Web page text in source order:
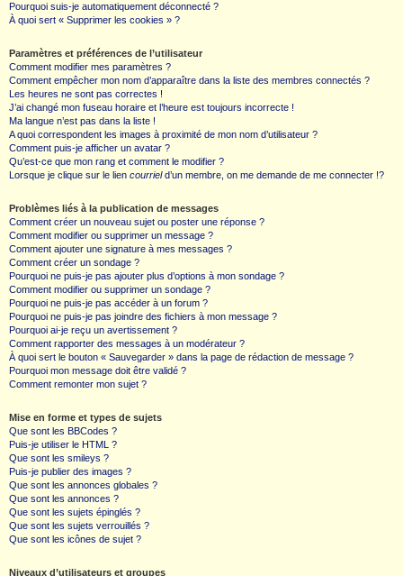
Pourquoi suis-je automatiquement déconnecté ?
À quoi sert « Supprimer les cookies » ?
Paramètres et préférences de l’utilisateur
Comment modifier mes paramètres ?
Comment empêcher mon nom d’apparaître dans la liste des membres connectés ?
Les heures ne sont pas correctes !
J’ai changé mon fuseau horaire et l’heure est toujours incorrecte !
Ma langue n’est pas dans la liste !
A quoi correspondent les images à proximité de mon nom d’utilisateur ?
Comment puis-je afficher un avatar ?
Qu’est-ce que mon rang et comment le modifier ?
Lorsque je clique sur le lien courrield’un membre, on me demande de me connecter !?
Problèmes liés à la publication de messages
Comment créer un nouveau sujet ou poster une réponse ?
Comment modifier ou supprimer un message ?
Comment ajouter une signature à mes messages ?
Comment créer un sondage ?
Pourquoi ne puis-je pas ajouter plus d’options à mon sondage ?
Comment modifier ou supprimer un sondage ?
Pourquoi ne puis-je pas accéder à un forum ?
Pourquoi ne puis-je pas joindre des fichiers à mon message ?
Pourquoi ai-je reçu un avertissement ?
Comment rapporter des messages à un modérateur ?
À quoi sert le bouton « Sauvegarder » dans la page de rédaction de message ?
Pourquoi mon message doit être validé ?
Comment remonter mon sujet ?
Mise en forme et types de sujets
Que sont les BBCodes ?
Puis-je utiliser le HTML ?
Que sont les smileys ?
Puis-je publier des images ?
Que sont les annonces globales ?
Que sont les annonces ?
Que sont les sujets épinglés ?
Que sont les sujets verrouillés ?
Que sont les icônes de sujet ?
Niveaux d’utilisateurs et groupes